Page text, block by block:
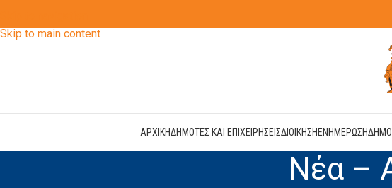
Skip to main content
ΑΡΧΙΚΗΔΗΜΟΤΕΣ ΚΑΙ ΕΠΙΧΕΙΡΗΣΕΙΣΔΙΟΙΚΗΣΗΕΝΗΜΕΡΩΣΗ
Νέα –